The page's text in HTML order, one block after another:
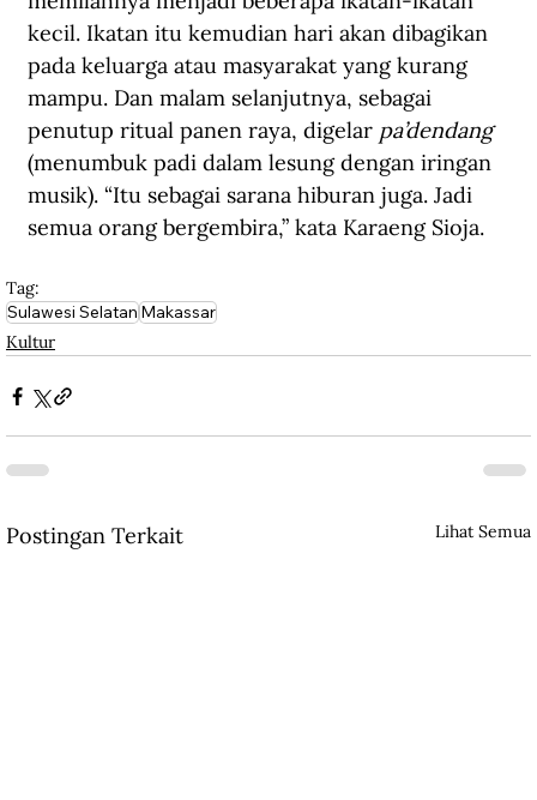
kecil. Ikatan itu kemudian hari akan dibagikan
pada keluarga atau masyarakat yang kurang
mampu. Dan malam selanjutnya, sebagai
penutup ritual panen raya, digelar pa’dendang
(menumbuk padi dalam lesung dengan iringan
musik). “Itu sebagai sarana hiburan juga. Jadi
semua orang bergembira,” kata Karaeng Sioja.
Tag:
Sulawesi SelatanMakassar
Kultur
Postingan Terkait Lihat Semua